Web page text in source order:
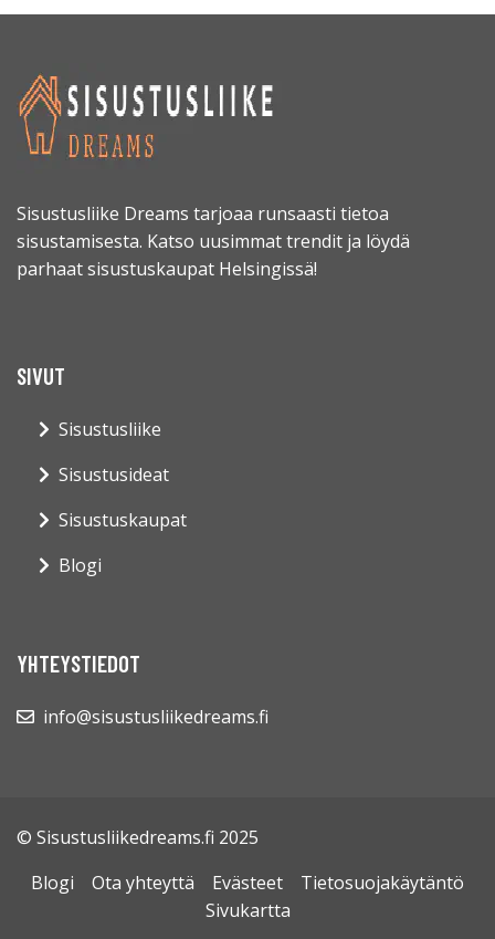
Sisustusliike Dreams tarjoaa runsaasti tietoa
sisustamisesta. Katso uusimmat trendit ja löydä
parhaat sisustuskaupat Helsingissä!
SIVUT
Sisustusliike
Sisustusideat
Sisustuskaupat
Blogi
YHTEYSTIEDOT
info@sisustusliikedreams.fi
© Sisustusliikedreams.fi 2025
Blogi
Ota yhteyttä Evästeet
Tietosuojakäytäntö
Sivukartta